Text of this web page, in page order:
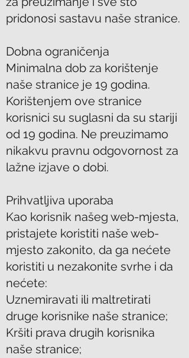
pridonosi sastavu naše stranice.
Dobna ograničenja
Minimalna dob za korištenje
naše stranice je 19 godina.
Korištenjem ove stranice
korisnici su suglasni da su stariji
od 19 godina. Ne preuzimamo
nikakvu pravnu odgovornost za
lažne izjave o dobi.
Prihvatljiva uporaba
Kao korisnik našeg web-mjesta,
pristajete koristiti naše web-
mjesto zakonito, da ga nećete
koristiti u nezakonite svrhe i da
nećete:
Uznemiravati ili maltretirati
druge korisnike naše stranice;
Kršiti prava drugih korisnika
naše stranice;